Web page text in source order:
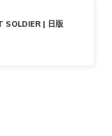
SOLDIER | 日版